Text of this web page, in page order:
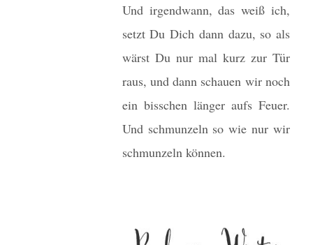
Und irgendwann, das weiß ich,
setzt Du Dich dann dazu, so als
wärst Du nur mal kurz zur Tür
raus, und dann schauen wir noch
ein bisschen länger aufs Feuer.
Und schmunzeln so wie nur wir
schmunzeln können.